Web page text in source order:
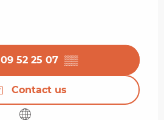
09 52 25 07 ▒▒
Contact us